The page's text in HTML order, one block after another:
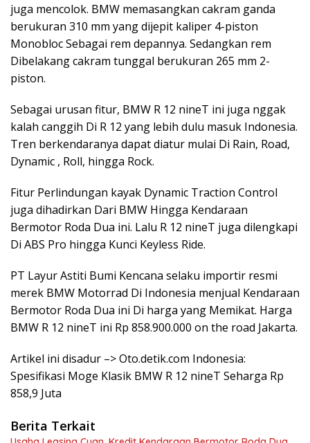
juga mencolok. BMW memasangkan cakram ganda
berukuran 310 mm yang dijepit kaliper 4-piston
Monobloc Sebagai rem depannya. Sedangkan rem
Dibelakang cakram tunggal berukuran 265 mm 2-
piston.
Sebagai urusan fitur, BMW R 12 nineT ini juga nggak
kalah canggih Di R 12 yang lebih dulu masuk Indonesia.
Tren berkendaranya dapat diatur mulai Di Rain, Road,
Dynamic , Roll, hingga Rock.
Fitur Perlindungan kayak Dynamic Traction Control
juga dihadirkan Dari BMW Hingga Kendaraan
Bermotor Roda Dua ini. Lalu R 12 nineT juga dilengkapi
Di ABS Pro hingga Kunci Keyless Ride.
PT Layur Astiti Bumi Kencana selaku importir resmi
merek BMW Motorrad Di Indonesia menjual Kendaraan
Bermotor Roda Dua ini Di harga yang Memikat. Harga
BMW R 12 nineT ini Rp 858.900.000 on the road Jakarta.
Artikel ini disadur –> Oto.detik.com Indonesia:
Spesifikasi Moge Klasik BMW R 12 nineT Seharga Rp
858,9 Juta
Berita Terkait